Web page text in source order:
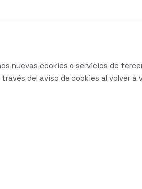
nuevas cookies o servicios de
del aviso de cookies al volver a